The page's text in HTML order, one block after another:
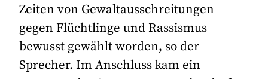
Zeiten von Gewaltausschreitungen
gegen Flüchtlinge und Rassismus
bewusst gewählt worden, so der
Sprecher. Im Anschluss kam ein